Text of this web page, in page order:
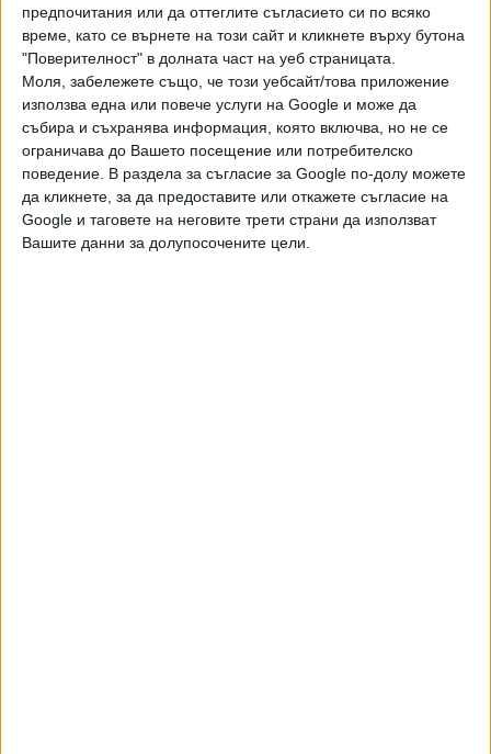
предпочитания или да оттеглите съгласието си по всяко
време, като се върнете на този сайт и кликнете върху бутона
"Поверителност" в долната част на уеб страницата.
Моля, забележете също, че този уебсайт/това приложение
използва една или повече услуги на Google и може да
събира и съхранява информация, която включва, но не се
ограничава до Вашето посещение или потребителско
поведение. В раздела за съгласие за Google по-долу можете
да кликнете, за да предоставите или откажете съгласие на
Google и таговете на неговите трети страни да използват
Вашите данни за долупосочените цели.
Двама кандидат-президенти се борят за любовта на
Радев
НАЙ-ЧЕТЕНИ днес седмица месец
7489